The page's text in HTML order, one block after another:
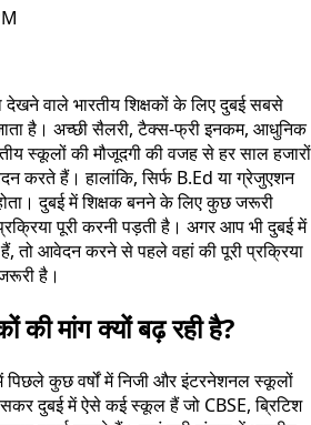
वाले भारतीय शिक्षकों के लिए दुबई सबसे
है। अच्छी सैलरी, टैक्स-फ्री इनकम, आधुनिक
स्कूलों की मौजूदगी की वजह से हर साल हजारों
करते हैं। हालांकि, सिर्फ B.Ed या ग्रेजुएशन
होता। दुबई में शिक्षक बनने के लिए कुछ जरूरी
पूरी करनी पड़ती है। अगर आप भी दुबई में
तो आवेदन करने से पहले वहां की पूरी प्रक्रिया
है।
की मांग क्यों बढ़ रही है?
कुछ वर्षों में निजी और इंटरनेशनल स्कूलों
दुबई में ऐसे कई स्कूल हैं जो CBSE, ब्रिटिश